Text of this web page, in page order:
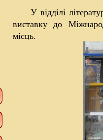
У відділі
виставку до
місць.